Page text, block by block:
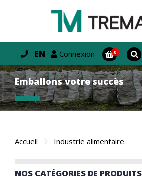
EN Connexion
Emballons votre succès
Accueil Industrie alimentaire
NOS CATÉGORIES DE PRODUITS